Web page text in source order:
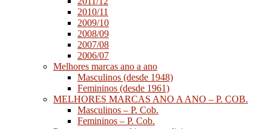
2010/11
2009/10
2008/09
2007/08
2006/07
Melhores marcas ano a ano
Masculinos (desde 1948)
Femininos (desde 1961)
MELHORES MARCAS ANO A ANO – P. COB.
Masculinos – P. Cob.
Femininos – P. Cob.